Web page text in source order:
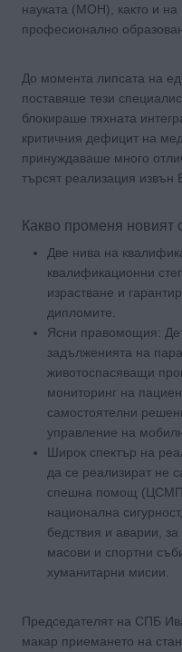
науката (МОН), както и на
професионално
До момента липсата на
поставяше тези
блокираше тяхната
критичния дефицит на
принуждаваше много
търсят реализация извън
Какво променя новият
Две нива на
квалификационни
израстване и
дипломите.
Ясни правомощия:
задълженията на
животоспасяващи
мониторинг на
самостоятелни
управление на
Широк спектър на
да се реализират не
спешна помощ
национална
бедствия и аварии,
масови и спортни
хуманитарни мисии.
Председателят на СПБ
макар приемането на